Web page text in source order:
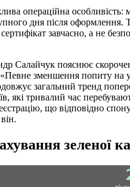
операційна
дня після оформлення.
завчасно, а не
Салайчук пояснює
зменшення попиту на
загальний тренд
які тривалий час
що відповідно
зеленої